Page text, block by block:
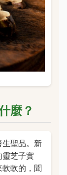
麼？
生聖品。新
靈芝子實
軟的，聞